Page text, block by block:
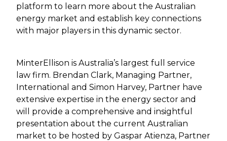
platform to learn more about the Australian
energy market and establish key connections
with major players in this dynamic sector.
MinterEllison is Australia’s largest full service
law firm. Brendan Clark, Managing Partner,
International and Simon Harvey, Partner have
extensive expertise in the energy sector and
will provide a comprehensive and insightful
presentation about the current Australian
market to be hosted by Gaspar Atienza, Partner